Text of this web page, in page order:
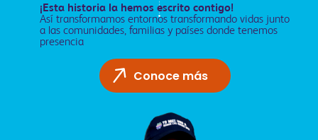
¡Esta historia la hemos escrito contigo!
Así transformamos entornos transformando vidas junto
a las comunidades, familias y países donde tenemos
presencia
Conoce más